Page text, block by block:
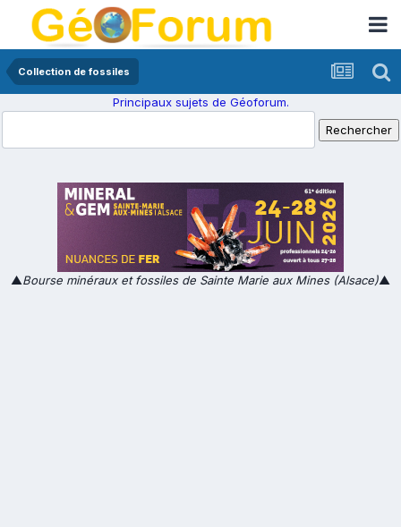
Collection de fossiles
Principaux sujets de Géoforum.
▲Bourse minéraux et fossiles de Sainte Marie aux Mines (Alsace)▲